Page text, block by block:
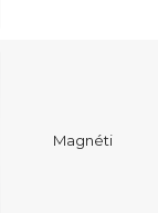
Magnéti